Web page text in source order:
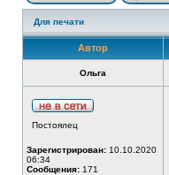
Для печати
Автор
Ольга
Постоялец
Зарегистрирован: 10.10.2020
06:34
Сообщения: 171